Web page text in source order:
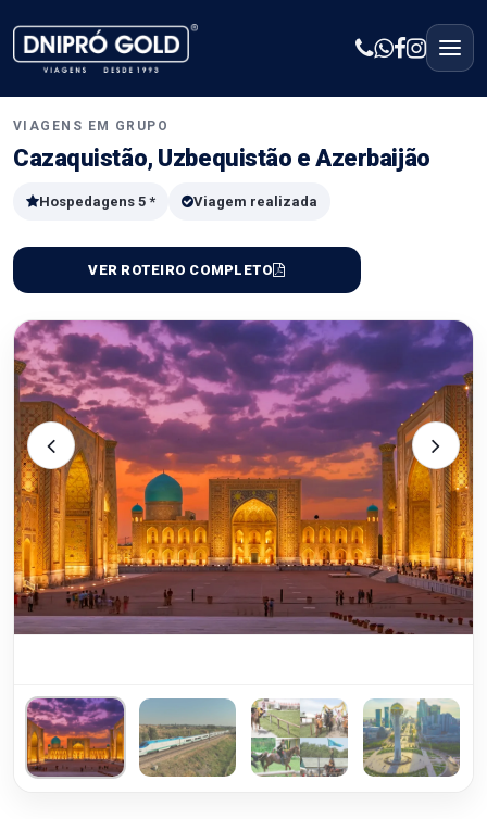
VIAGENS EM GRUPO
Cazaquistão, Uzbequistão e Azerbaijão
Hospedagens 5 * Viagem realizada
VER ROTEIRO COMPLETO